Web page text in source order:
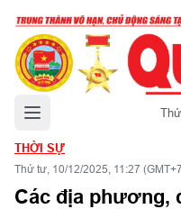
Mở menu chính
THỜI SỰ
Thứ tư, 10/12/2025, 11:27
Các địa phương,